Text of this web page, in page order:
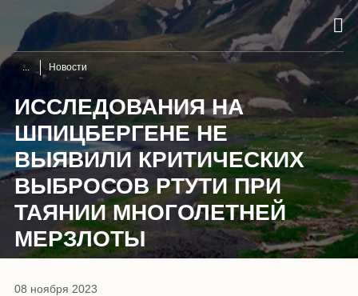
Новости
ИССЛЕДОВАНИЯ НА
ШПИЦБЕРГЕНЕ НЕ
ВЫЯВИЛИ КРИТИЧЕСКИХ
ВЫБРОСОВ РТУТИ ПРИ
ТАЯНИИ МНОГОЛЕТНЕЙ
МЕРЗЛОТЫ
08 ноября 2023